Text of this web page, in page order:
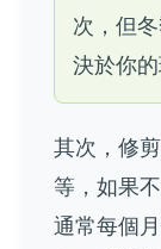
次，但
決於你的
其次，修
等，如果
通常每個